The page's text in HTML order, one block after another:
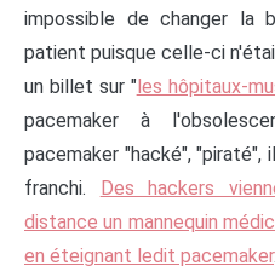
impossible de changer la
patient puisque celle-ci
un billet sur "les hôpitaux-
pacemaker à
pacemaker "hacké", "piraté",
franchi. Des hackers
distance un mannequin
en éteignant ledit pacemaker.